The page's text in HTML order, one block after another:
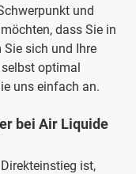
und
dass Sie in
sich und Ihre
optimal
uns einfach an.
bei Air Liquide
ist,